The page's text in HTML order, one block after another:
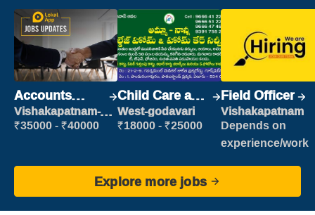
Accounts
Clerk
Vishakapatnam-
new
₹35000 - ₹40000
Child Care and
Patient care
West-godavari
₹18000 - ₹25000
Field Officer
Vishakapatnam
Depends on
experience/work
Explore more jobs